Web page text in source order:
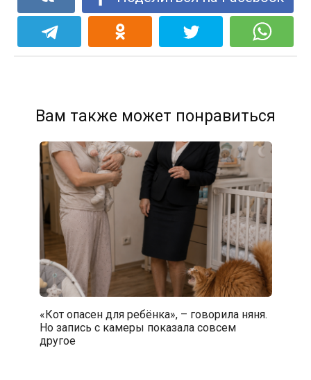
Вам также может понравиться
«Кот опасен для ребёнка», – говорила няня.
Но запись с камеры показала совсем
другое